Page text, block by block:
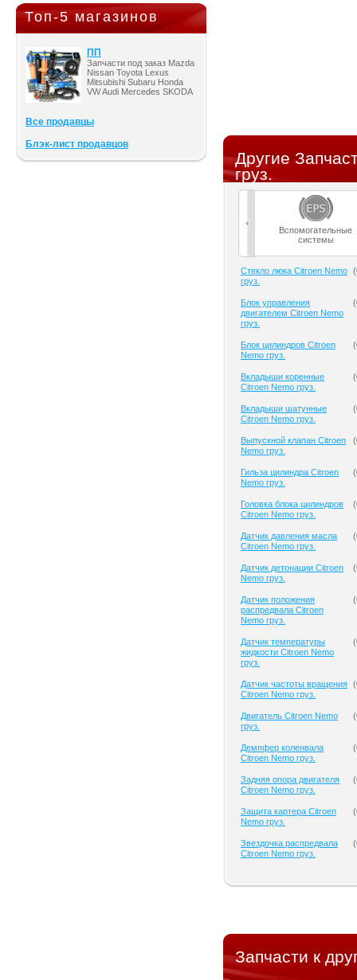
Топ-5 магазинов
ПП
Запчасти под заказ Mazda
Nissan Toyota Lexus
Mitsubishi Subaru Honda
VW Audi Mercedes SKODA
Все продавцы
Блэк-лист продавцов
Другие
груз.
Вспомогательные
системы
Cтекло люка Citroen Nemo
груз.
(
Блок управления
двигателем Citroen Nemo
груз.
(
Блок цилиндров Citroen
Nemo груз.
(
Вкладыши коренные
Citroen Nemo груз.
(
Вкладыши шатунные
Citroen Nemo груз.
(
Выпускной клапан Citroen
Nemo груз.
(
Гильза цилиндра Citroen
Nemo груз.
(
Головка блока цилиндров
Citroen Nemo груз.
(
Датчик давления масла
Citroen Nemo груз.
(
Датчик детонации Citroen
Nemo груз.
(
Датчик положения
распредвала Citroen
Nemo груз.
(
Датчик температуры
жидкости Citroen Nemo
груз.
(
Датчик частоты вращения
Citroen Nemo груз.
(
Двигатель Citroen Nemo
груз.
(
Демпфер коленвала
Citroen Nemo груз.
(
Задняя опора двигателя
Citroen Nemo груз.
(
Защита картера Citroen
Nemo груз.
(
Звездочка распредвала
Citroen Nemo груз.
(
Запчасти к